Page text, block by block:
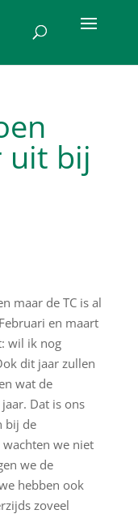
uit bij
maar de TC is al
en maart
wil ik nog
dit jaar zullen
wat de
Dat is ons
bij de
wachten we niet
we de
hebben ook
zoveel